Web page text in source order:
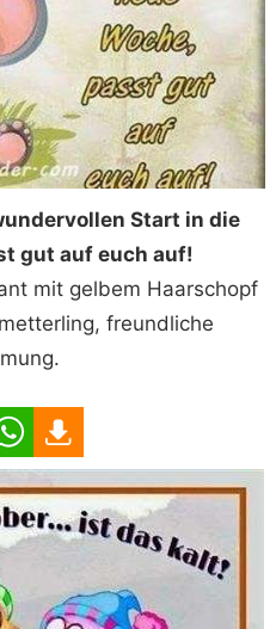
Start in die
gut auf euch auf!
mit gelbem Haarschopf
freundliche